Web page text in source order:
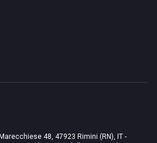
48, 47923 Rimini (RN), IT -